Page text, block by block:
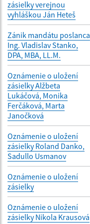
zásielky verejnou
vyhláškou Ján Heteš
Zánik mandátu poslanca
Ing. Vladislav Stanko,
DPA, MBA, LL.M.
Oznámenie o uložení
zásielky Alžbeta
Lukáčová, Monika
Ferčáková, Marta
Janočková
Oznámenie o uložení
zásielky Roland Danko,
Sadullo Usmanov
Oznámenie o uložení
zásielky
Oznámenie o uložení
zásielky Nikola Krausová